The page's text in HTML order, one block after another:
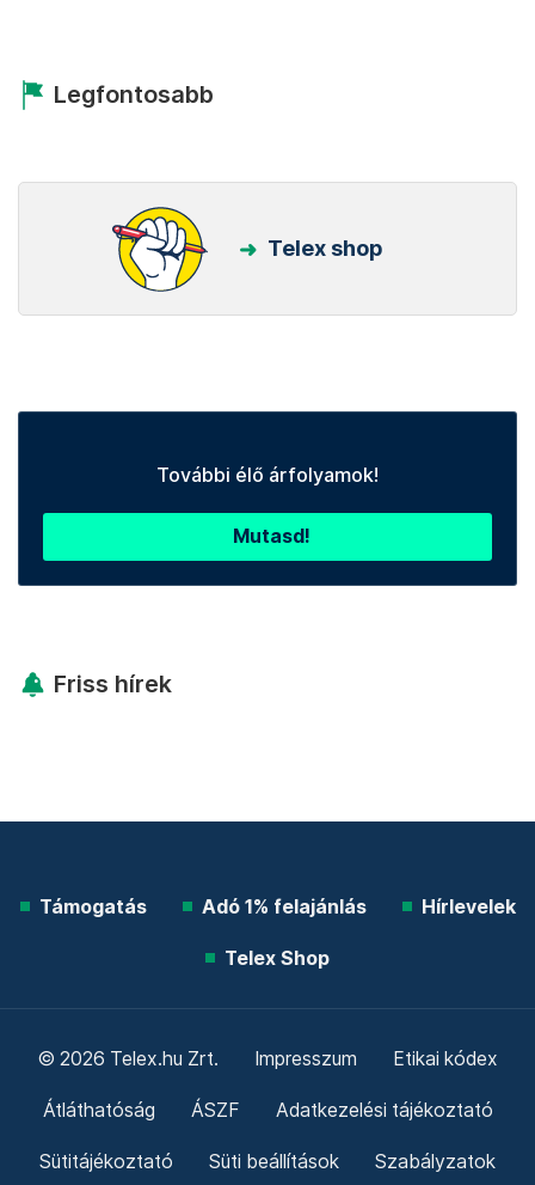
Legfontosabb
Telex shop
További élő árfolyamok!
Mutasd!
Friss hírek
Támogatás Adó 1% felajánlás Hírlevelek
Telex Shop
© 2026 Telex.hu Zrt. Impresszum Etikai kódex
Átláthatóság ÁSZF Adatkezelési tájékoztató
Sütitájékoztató Süti beállítások Szabályzatok